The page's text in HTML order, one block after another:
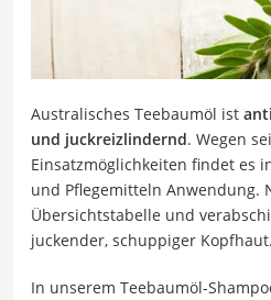
Australisches Teebaumöl ist
und juckreizlindernd. Wegen
Einsatzmöglichkeiten findet es
und Pflegemitteln Anwendung.
Übersichtstabelle und
juckender, schuppiger Kopfhaut.
In unserem Teebaumöl-